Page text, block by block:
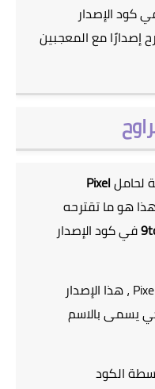
كود الإصدار
إصدارًا مع المعجبين
لحاملPixel
هو ما تقترحه
في كود الإصدار
تم التخطيط على الأرجح لجهاز Pixel 6 ، هذا الإصدار
يسمى بالاسم
الكود